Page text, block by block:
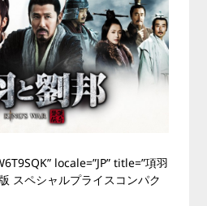
locale=”JP” title=”項羽
スペシャルプライスコンパク